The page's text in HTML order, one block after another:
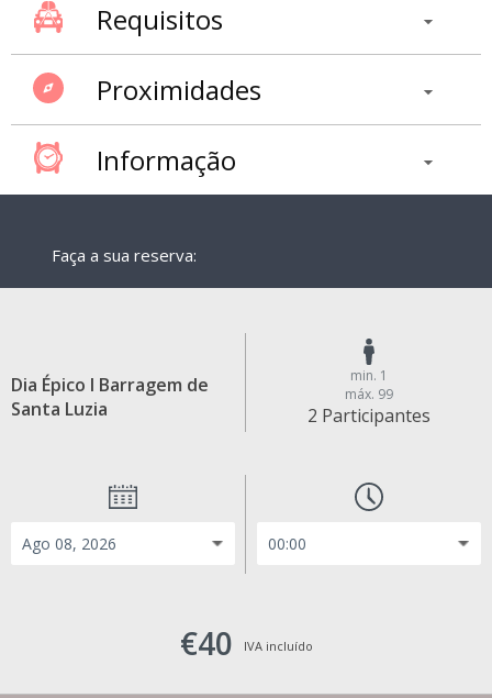
Requisitos
Proximidades
Informação
Faça a sua reserva:
Dia Épico I Barragem de
Santa Luzia
min. 1
máx. 99
2 Participantes
€40 IVA incluído